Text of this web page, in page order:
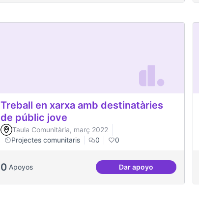
Treball en xarxa amb destinatàries
de públic jove
Taula Comunitària, març 2022
Projectes comunitaris
0 0
0 Apoyos Dar apoyoTreball en xarxa